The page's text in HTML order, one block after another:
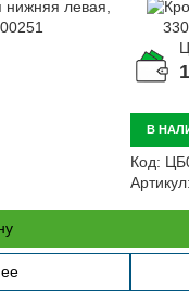
В
Код:
Артикул: